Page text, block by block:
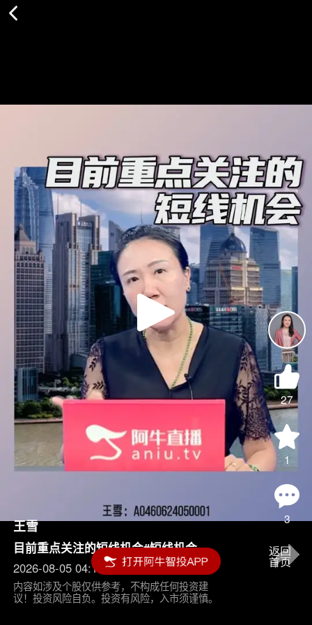
Play
Video
27
1
3
王雪
目前重点关注的短线机会#短线机会
2026-08-05 04:15
内容如涉及个股仅供参考，不构成任何投资建
议！投资风险自负。投资有风险，入市须谨慎。